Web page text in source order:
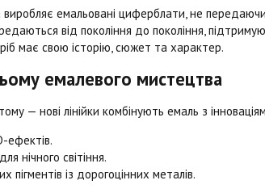
виробляє емальовані циферблати, не
від покоління до покоління,
має свою історію, сюжет та характер.
емалевого мистецтва
— нові лінійки комбінують емаль з
ефектів.
нічного світіння.
із дорогоцінних металів.